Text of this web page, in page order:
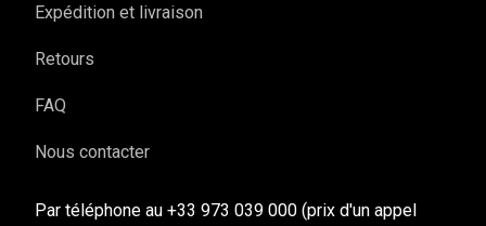
Expédition et livraison
Retours
FAQ
Nous contacter
Par téléphone au +33 973 039 000 (prix d'un appel